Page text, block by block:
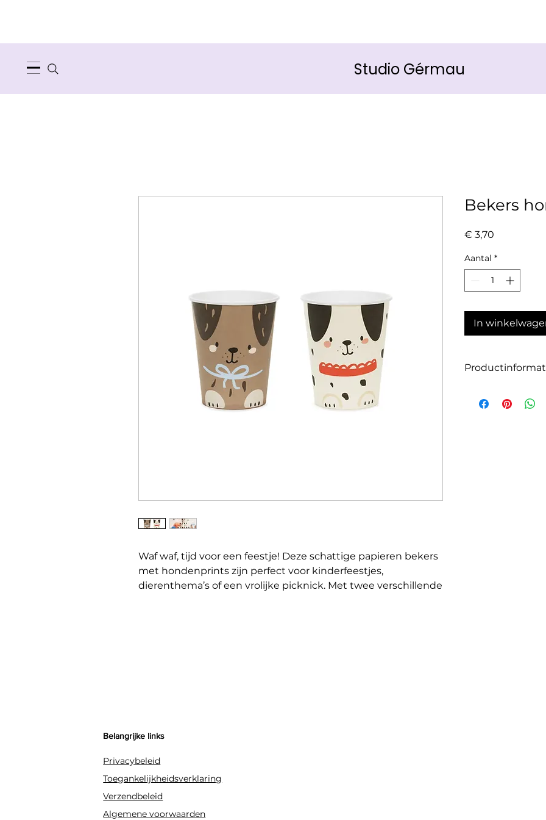
Studio Gérmau
Waf waf, tijd voor een feestje! Deze schattige papieren bekers
met hondenprints zijn perfect voor kinderfeestjes,
dierenthema’s of een vrolijke picknick. Met twee verschillende
Bekers
€ 3,70
Aantal *
In
Grootte: 220ml
Belangrijke links
Privacybeleid
Toegankelijkheidsverklaring
Verzendbeleid
Algemene voorwaarden